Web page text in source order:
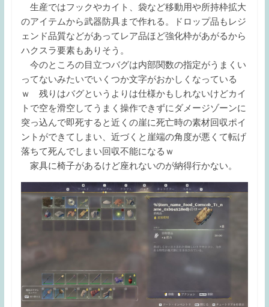
生産ではフックやカイト、袋など移動用や所持枠拡大
のアイテムから武器防具まで作れる。ドロップ品もレジ
ェンド品質などがあってレア品ほど強化枠があがるから
ハクスラ要素もありそう。
今のところの目立つバグは内部関数の指定がうまくい
ってないみたいでいくつか文字がおかしくなっている
ｗ 残りはバグというよりは仕様かもしれないけどカイ
トで空を滑空してうまく操作できずにダメージゾーンに
突っ込んで即死すると近くの崖に死亡時の素材回収ポイ
ントができてしまい、近づくと崖端の角度が悪くて転げ
落ちて死んでしまい回収不能になるｗ
家具に椅子があるけど座れないのが納得行かない。